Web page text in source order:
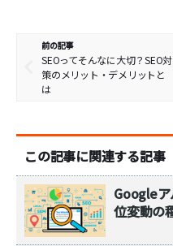
前の記事
SEOってそんなに大切？SEO対
策のメリット・デメリットと
は
この記事に関連する記事
Google
位変動の